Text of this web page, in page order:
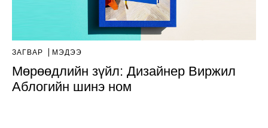
ЗАГВАР МЭДЭЭ
Мөрөөдлийн зүйл: Дизайнер Виржил
Аблогийн шинэ ном